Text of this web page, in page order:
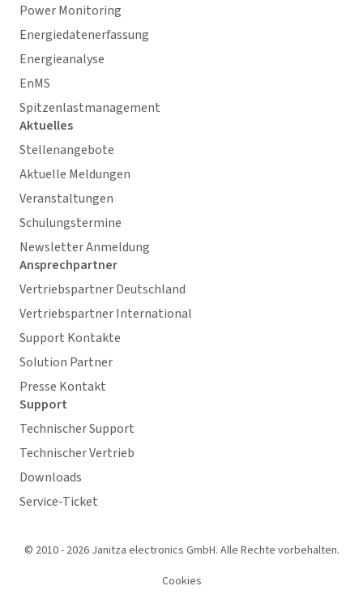
Power Monitoring
Energiedatenerfassung
Energieanalyse
EnMS
Spitzenlastmanagement
Aktuelles
Stellenangebote
Aktuelle Meldungen
Veranstaltungen
Schulungstermine
Newsletter Anmeldung
Ansprechpartner
Vertriebspartner Deutschland
Vertriebspartner International
Support Kontakte
Solution Partner
Presse Kontakt
Support
Technischer Support
Technischer Vertrieb
Downloads
Service-Ticket
© 2010 - 2026 Janitza electronics GmbH. Alle Rechte vorbehalten.
Cookies